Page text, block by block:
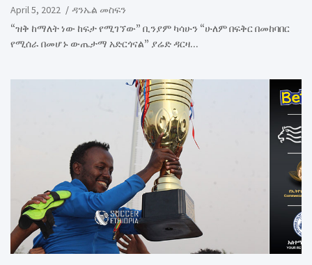
April 5, 2022
ዳንኤል መስፍን
“ዝቅ ከማለት ነው ከፍታ የሚገኘው” ቢንያም ካሳሁን “ሁለም በፍቅር በመከባበር
የሚሰራ በመሆኑ ውጤታማ አድርጎናል” ያሬድ ዳርዛ…